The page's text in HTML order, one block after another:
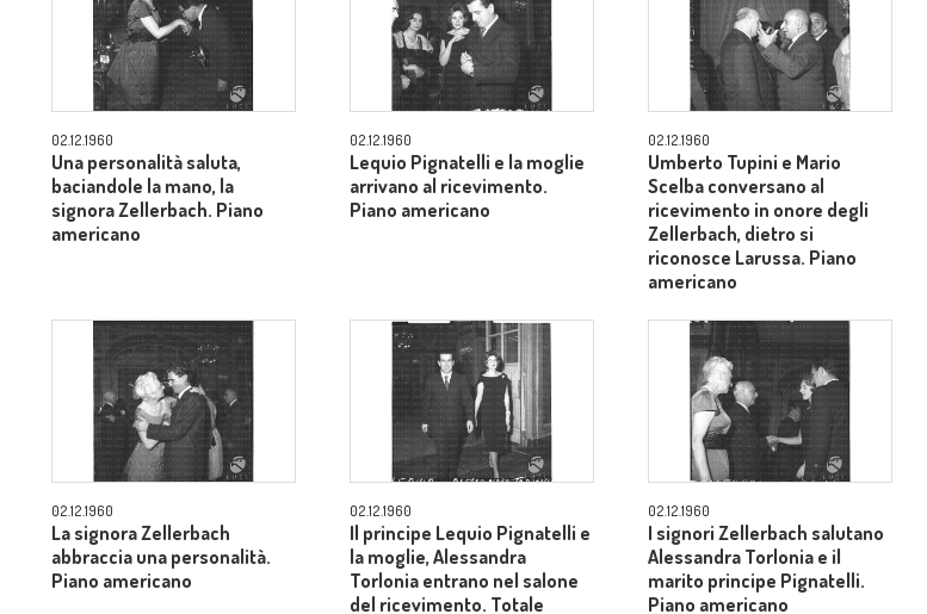
02.12.1960
Una personalità saluta,
baciandole la mano, la
signora Zellerbach. Piano
americano
02.12.1960
Lequio Pignatelli e la moglie
arrivano al ricevimento.
Piano americano
02.12.1960
Umberto Tupini e Mario
Scelba conversano al
ricevimento in onore degli
Zellerbach, dietro si
riconosce Larussa. Piano
americano
02.12.1960
La signora Zellerbach
abbraccia una personalità.
Piano americano
02.12.1960
Il principe Lequio Pignatelli e
la moglie, Alessandra
Torlonia entrano nel salone
del ricevimento. Totale
02.12.1960
I signori Zellerbach salutano
Alessandra Torlonia e il
marito principe Pignatelli.
Piano americano